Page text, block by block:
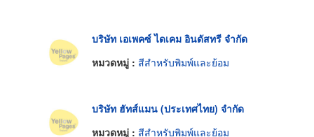
บริษัท เอเพคซ์ ไดเคม อินดัสทรี จำกัด
หมวดหมู่ : สีสำหรับพิมพ์และย้อม
บริษัท ฮัทส์แมน (ประเทศไทย) จำกัด
หมวดหมู่ : สีสำหรับพิมพ์และย้อม